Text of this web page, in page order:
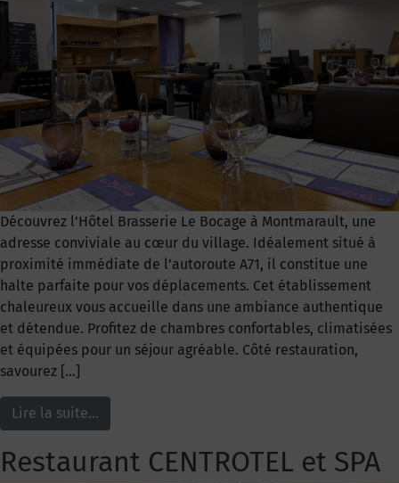
Découvrez l’Hôtel Brasserie Le Bocage à Montmarault, une
adresse conviviale au cœur du village. Idéalement situé à
proximité immédiate de l’autoroute A71, il constitue une
halte parfaite pour vos déplacements. Cet établissement
chaleureux vous accueille dans une ambiance authentique
et détendue. Profitez de chambres confortables, climatisées
et équipées pour un séjour agréable. Côté restauration,
savourez […]
Lire la suite…
Restaurant CENTROTEL et SPA